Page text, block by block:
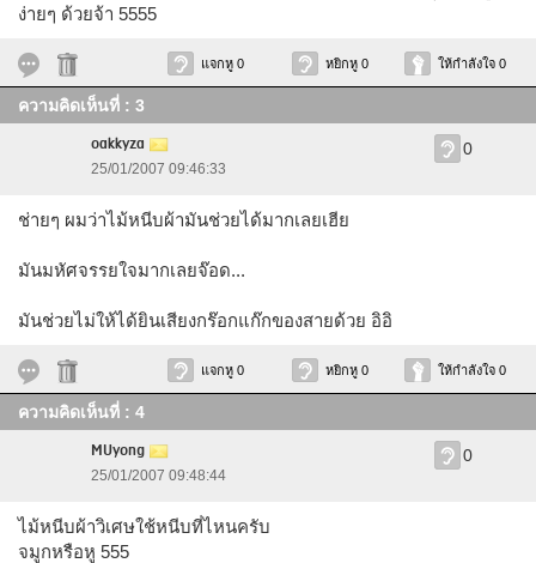
ง่ายๆ ด้วยจ้า 5555
แจกหู 0 หยิกหู 0 ให้กำลังใจ 0
ความคิดเห็นที่ : 3
oakkyza
25/01/2007 09:46:33
0
ช่ายๆ ผมว่าไม้หนีบผ้ามันช่วยได้มากเลยเฮีย
มันมหัศจรรยใจมากเลยจ๊อด...
มันช่วยไม่ให้ได้ยินเสียงกร๊อกแก๊กของสายด้วย อิอิ
แจกหู 0 หยิกหู 0 ให้กำลังใจ 0
ความคิดเห็นที่ : 4
MUyong
25/01/2007 09:48:44
0
ไม้หนีบผ้าวิเศษใช้หนีบที่ไหนครับ
จมูกหรือหู 555